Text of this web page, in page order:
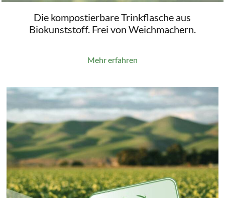
Die kompostierbare Trinkflasche aus
Biokunststoff. Frei von Weichmachern.
Mehr erfahren